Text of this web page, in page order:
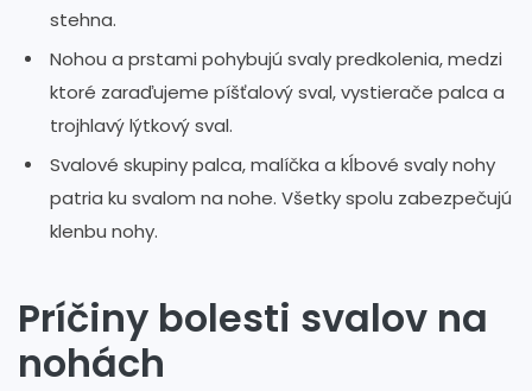
stehna.
Nohou a prstami pohybujú svaly predkolenia, medzi
ktoré zaraďujeme píšťalový sval, vystierače palca a
trojhlavý lýtkový sval.
Svalové skupiny palca, malíčka a kĺbové svaly nohy
patria ku svalom na nohe. Všetky spolu zabezpečujú
klenbu nohy.
Príčiny bolesti svalov na
nohách